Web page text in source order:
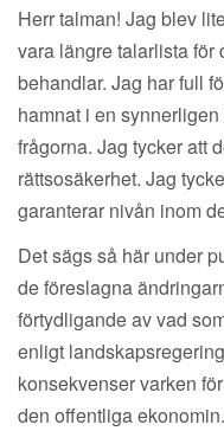
Herr talman! Jag blev
vara längre talarlista för
behandlar. Jag har full
hamnat i en
frågorna. Jag tycker att
rättsosäkerhet. Jag
garanterar nivån inom
Det sägs så här under
de föreslagna
förtydligande av vad
enligt
konsekvenser varken
den offentliga